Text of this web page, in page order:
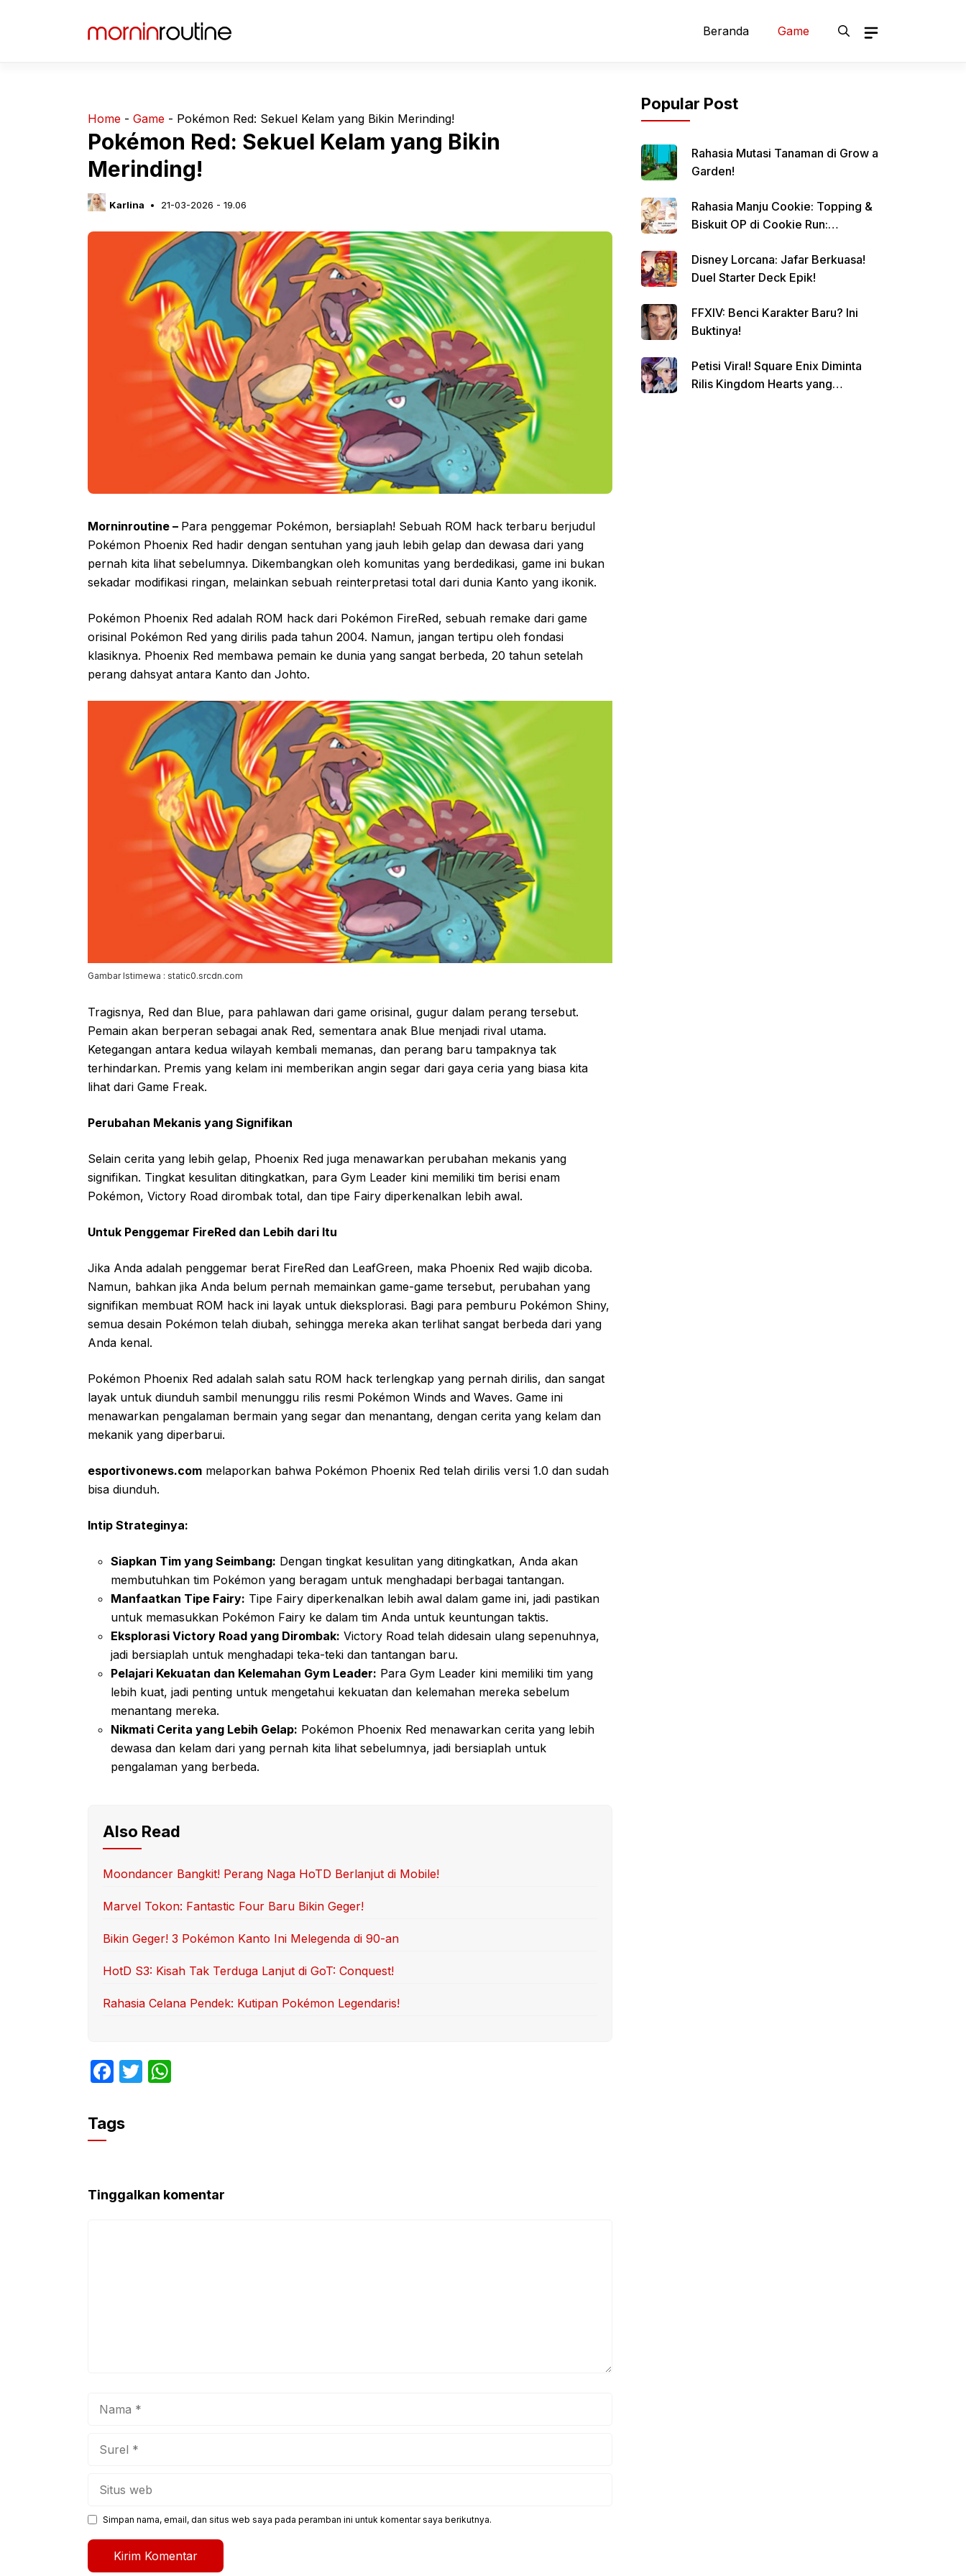
Beranda Game
Home - Game - Pokémon Red: Sekuel Kelam yang Bikin Merinding!
Pokémon Red: Sekuel Kelam yang Bikin
Merinding!
Karlina 21-03-2026 - 19.06
Morninroutine – Para penggemar Pokémon, bersiaplah! Sebuah ROM hack terbaru berjudul
Pokémon Phoenix Red hadir dengan sentuhan yang jauh lebih gelap dan dewasa dari yang
pernah kita lihat sebelumnya. Dikembangkan oleh komunitas yang berdedikasi, game ini bukan
sekadar modifikasi ringan, melainkan sebuah reinterpretasi total dari dunia Kanto yang ikonik.
Pokémon Phoenix Red adalah ROM hack dari Pokémon FireRed, sebuah remake dari game
orisinal Pokémon Red yang dirilis pada tahun 2004. Namun, jangan tertipu oleh fondasi
klasiknya. Phoenix Red membawa pemain ke dunia yang sangat berbeda, 20 tahun setelah
perang dahsyat antara Kanto dan Johto.
Gambar Istimewa : static0.srcdn.com
Tragisnya, Red dan Blue, para pahlawan dari game orisinal, gugur dalam perang tersebut.
Pemain akan berperan sebagai anak Red, sementara anak Blue menjadi rival utama.
Ketegangan antara kedua wilayah kembali memanas, dan perang baru tampaknya tak
terhindarkan. Premis yang kelam ini memberikan angin segar dari gaya ceria yang biasa kita
lihat dari Game Freak.
Perubahan Mekanis yang Signifikan
Selain cerita yang lebih gelap, Phoenix Red juga menawarkan perubahan mekanis yang
signifikan. Tingkat kesulitan ditingkatkan, para Gym Leader kini memiliki tim berisi enam
Pokémon, Victory Road dirombak total, dan tipe Fairy diperkenalkan lebih awal.
Untuk Penggemar FireRed dan Lebih dari Itu
Jika Anda adalah penggemar berat FireRed dan LeafGreen, maka Phoenix Red wajib dicoba.
Namun, bahkan jika Anda belum pernah memainkan game-game tersebut, perubahan yang
signifikan membuat ROM hack ini layak untuk dieksplorasi. Bagi para pemburu Pokémon Shiny,
semua desain Pokémon telah diubah, sehingga mereka akan terlihat sangat berbeda dari yang
Anda kenal.
Pokémon Phoenix Red adalah salah satu ROM hack terlengkap yang pernah dirilis, dan sangat
layak untuk diunduh sambil menunggu rilis resmi Pokémon Winds and Waves. Game ini
menawarkan pengalaman bermain yang segar dan menantang, dengan cerita yang kelam dan
mekanik yang diperbarui.
esportivonews.com melaporkan bahwa Pokémon Phoenix Red telah dirilis versi 1.0 dan sudah
bisa diunduh.
Intip Strateginya:
Siapkan Tim yang Seimbang: Dengan tingkat kesulitan yang ditingkatkan, Anda akan
membutuhkan tim Pokémon yang beragam untuk menghadapi berbagai tantangan.
Manfaatkan Tipe Fairy: Tipe Fairy diperkenalkan lebih awal dalam game ini, jadi pastikan
untuk memasukkan Pokémon Fairy ke dalam tim Anda untuk keuntungan taktis.
Eksplorasi Victory Road yang Dirombak: Victory Road telah didesain ulang sepenuhnya,
jadi bersiaplah untuk menghadapi teka-teki dan tantangan baru.
Pelajari Kekuatan dan Kelemahan Gym Leader: Para Gym Leader kini memiliki tim yang
lebih kuat, jadi penting untuk mengetahui kekuatan dan kelemahan mereka sebelum
menantang mereka.
Nikmati Cerita yang Lebih Gelap: Pokémon Phoenix Red menawarkan cerita yang lebih
dewasa dan kelam dari yang pernah kita lihat sebelumnya, jadi bersiaplah untuk
pengalaman yang berbeda.
Also Read
Moondancer Bangkit! Perang Naga HoTD Berlanjut di Mobile!
Marvel Tokon: Fantastic Four Baru Bikin Geger!
Bikin Geger! 3 Pokémon Kanto Ini Melegenda di 90-an
HotD S3: Kisah Tak Terduga Lanjut di GoT: Conquest!
Rahasia Celana Pendek: Kutipan Pokémon Legendaris!
F
c
e
o
o
T
p
p
Tags
Tinggalkan komentar
Simpan nama, email, dan situs web saya pada peramban ini untuk komentar saya berikutnya.
Popular Post
Rahasia Mutasi Tanaman di Grow a
Garden!
Rahasia Manju Cookie: Topping &
Biskuit OP di Cookie Run:
Disney Lorcana: Jafar Berkuasa!
Duel Starter Deck Epik!
FFXIV: Benci Karakter Baru? Ini
Buktinya!
Petisi Viral! Square Enix Diminta
Rilis Kingdom Hearts yang